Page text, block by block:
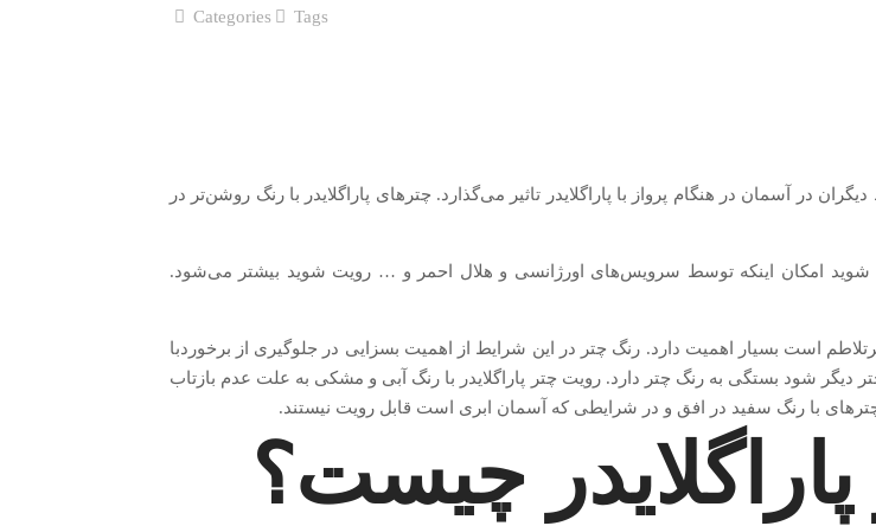
Categories Tags
در آسمان در هنگام پرواز با پاراگلایدر تاثیر می‌گذارد. چترهای پاراگلایدر با رنگ روشن‌تر در
شوید امکان اینکه توسط سرویس‌های اورژانسی و هلال احمر و … رویت شوید بیشتر می‌شود.
است بسیار اهمیت دارد. رنگ چتر در این شرایط از اهمیت بسزایی در جلوگیری از برخوردبا
دیگر شود بستگی به رنگ چتر دارد. رویت چتر پاراگلایدر با رنگ آبی و مشکی به علت عدم بازتاب
با رنگ سفید در افق و در شرایطی که آسمان ابری است قابل رویت نیستند.
چیست؟